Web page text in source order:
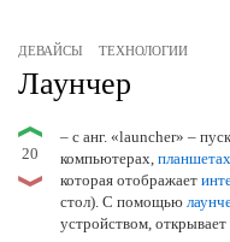
ДЕВАЙСЫ ТЕХНОЛОГИИ
Лаунчер
20
– с анг. «launcher» –
компьютерах, планшетах
которая отображает
стол). С помощью
устройством,